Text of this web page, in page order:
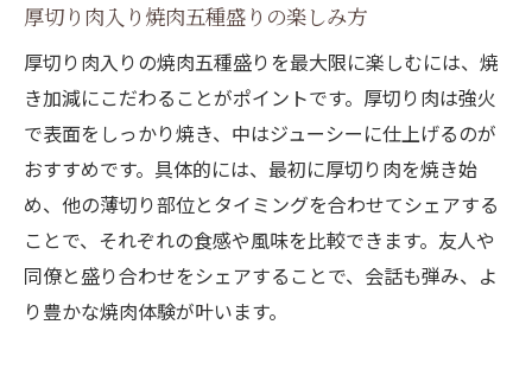
厚切り肉入り焼肉五種盛りの楽しみ方
厚切り肉入りの焼肉五種盛りを最大限に楽しむには、焼
き加減にこだわることがポイントです。厚切り肉は強火
で表面をしっかり焼き、中はジューシーに仕上げるのが
おすすめです。具体的には、最初に厚切り肉を焼き始
め、他の薄切り部位とタイミングを合わせてシェアする
ことで、それぞれの食感や風味を比較できます。友人や
同僚と盛り合わせをシェアすることで、会話も弾み、よ
り豊かな焼肉体験が叶います。